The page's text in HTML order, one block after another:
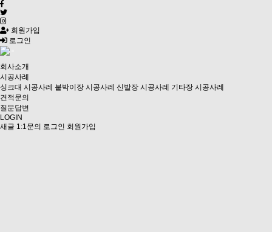
회원가입
로그인
회사소개
시공사례
싱크대 시공사례 붙박이장 시공사례 신발장 시공사례 기타장 시공사례
견적문의
질문답변
LOGIN
새글 1:1문의 로그인 회원가입